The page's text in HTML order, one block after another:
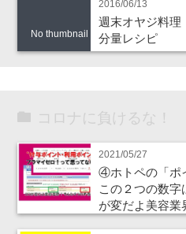
No thumbnail
2016/06/13
週末オヤジ料理
分量レシピ
コロナに負けるな！
2021/05/27
④ホトペの「ポ
この２つの数字
が変だよ美容業